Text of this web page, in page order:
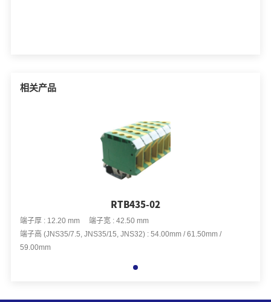
相关产品
RTB435-02
端子厚 : 12.20 mm 端子宽 : 42.50 mm
端子高 (JNS35/7.5, JNS35/15, JNS32) : 54.00mm / 61.50mm /
59.00mm